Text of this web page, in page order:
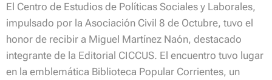
El Centro de Estudios de Políticas Sociales y Laborales,
impulsado por la Asociación Civil 8 de Octubre, tuvo el
honor de recibir a Miguel Martínez Naón, destacado
integrante de la Editorial CICCUS. El encuentro tuvo lugar
en la emblemática Biblioteca Popular Corrientes, un